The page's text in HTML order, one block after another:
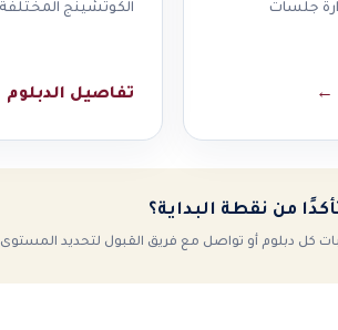
جلسات
←
الكوتشينج
تفاصيل الدبلوم
من نقطة البداية؟
كل دبلوم أو تواصل مع فريق القبول لتحديد